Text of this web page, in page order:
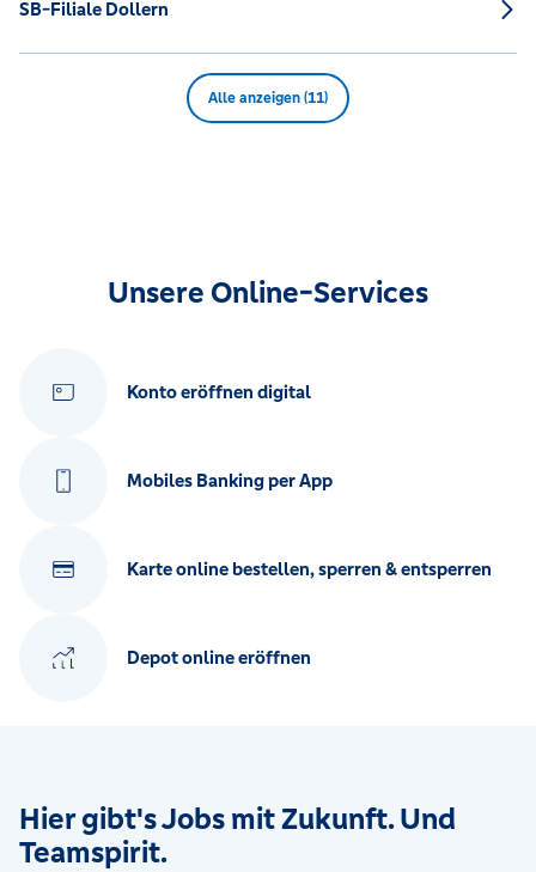
SB-Filiale Dollern
Alle anzeigen (11)
Unsere Online-Services
Konto eröffnen digital
Mobiles Banking per App
Karte online bestellen, sperren & entsperren
Depot online eröffnen
Hier gibt's Jobs mit Zukunft. Und
Teamspirit.